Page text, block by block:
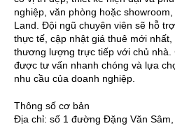
nghiệp, văn phòng hoặc
Land. Đội ngũ chuyên viên sẽ hỗ
thực tế, cập nhật giá thuê mới
thương lượng trực tiếp với chủ nhà.
được tư vấn nhanh chóng và lựa
nhu cầu của doanh nghiệp.
Thông số cơ bản
Địa chỉ: số 1 đường Đặng Văn